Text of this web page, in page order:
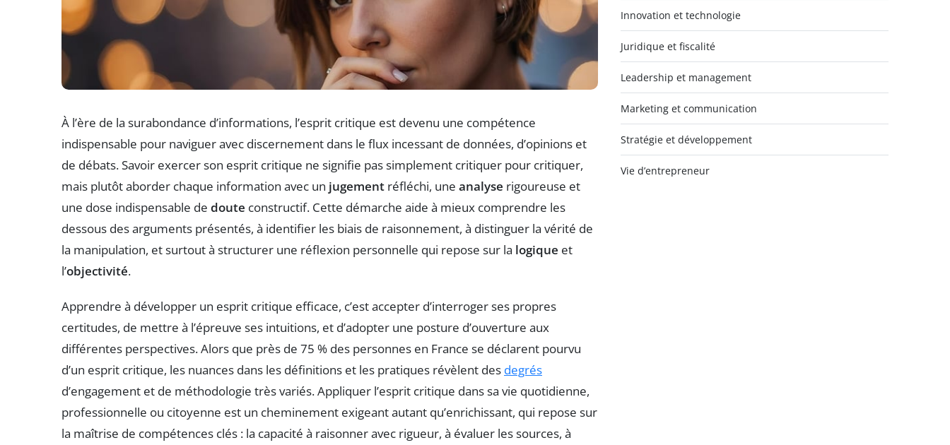
À l’ère de la surabondance d’informations, l’esprit critique est devenu une compétence
indispensable pour naviguer avec discernement dans le flux incessant de données, d’opinions et
de débats. Savoir exercer son esprit critique ne signifie pas simplement critiquer pour critiquer,
mais plutôt aborder chaque information avec un jugement réfléchi, une analyse rigoureuse et
une dose indispensable de doute constructif. Cette démarche aide à mieux comprendre les
dessous des arguments présentés, à identifier les biais de raisonnement, à distinguer la vérité de
la manipulation, et surtout à structurer une réflexion personnelle qui repose sur la logique et
l’objectivité.
Apprendre à développer un esprit critique efficace, c’est accepter d’interroger ses propres
certitudes, de mettre à l’épreuve ses intuitions, et d’adopter une posture d’ouverture aux
différentes perspectives. Alors que près de 75 % des personnes en France se déclarent pourvu
d’un esprit critique, les nuances dans les définitions et les pratiques révèlent des degrés
d’engagement et de méthodologie très variés. Appliquer l’esprit critique dans sa vie quotidienne,
professionnelle ou citoyenne est un cheminement exigeant autant qu’enrichissant, qui repose sur
la maîtrise de compétences clés : la capacité à raisonner avec rigueur, à évaluer les sources, à
Innovation et technologie
Juridique et fiscalité
Leadership et management
Marketing et communication
Stratégie et développement
Vie d’entrepreneur